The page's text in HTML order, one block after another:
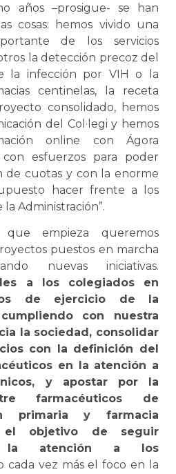
años –prosigue- se han
cosas: hemos vivido una
de los servicios
la detección precoz del
la infección por VIH o la
centinelas, la receta
consolidado, hemos
del Col·legi y hemos
online con Ágora
esfuerzos para poder
de cuotas y con la enorme
hacer frente a los
Administración”.
empieza queremos
puestos en marcha
nuevas iniciativas.
a los colegiados en
de ejercicio de la
con nuestra
la sociedad, consolidar
con la definición del
en la atención a
y apostar por la
farmacéuticos de
primaria y farmacia
el objetivo de seguir
la atención a los
cada vez más el foco en la